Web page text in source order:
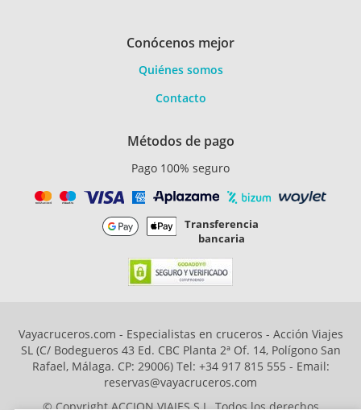
Conócenos mejor
Quiénes somos
Contacto
Métodos de pago
Pago 100% seguro
Transferencia
bancaria
Vayacruceros.com - Especialistas en cruceros - Acción Viajes
SL (C/ Bodegueros 43 Ed. CBC Planta 2ª Of. 14, Polígono San
Rafael, Málaga. CP: 29006) Tel: +34 917 815 555 - Email:
reservas@vayacruceros.com
© Copyright ACCION VIAJES S.L. Todos los derechos